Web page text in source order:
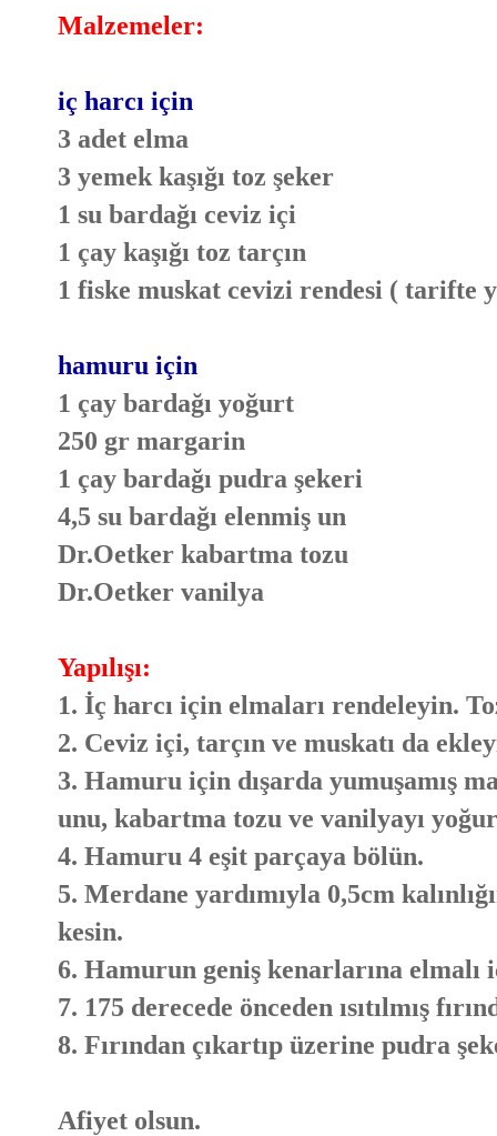
Malzemeler:
iç harcı için
3 adet elma
3 yemek kaşığı toz şeker
1 su bardağı ceviz içi
1 çay kaşığı toz tarçın
1 fiske muskat cevizi rendesi ( tarifte
hamuru için
1 çay bardağı yoğurt
250 gr margarin
1 çay bardağı pudra şekeri
4,5 su bardağı elenmiş un
Dr.Oetker kabartma tozu
Dr.Oetker vanilya
Yapılışı:
1. İç harcı için elmaları rendeleyin.
2. Ceviz içi, tarçın ve muskatı da
3. Hamuru için dışarda yumuşamış
unu, kabartma tozu ve vanilyayı
4. Hamuru 4 eşit parçaya bölün.
5. Merdane yardımıyla 0,5cm
kesin.
6. Hamurun geniş kenarlarına elmalı
7. 175 derecede önceden ısıtılmış
8. Fırından çıkartıp üzerine pudra
Afiyet olsun.